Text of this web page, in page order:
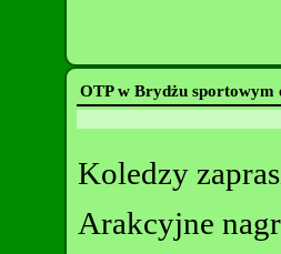
OTP w Brydżu sportowym
Koledzy
Arakcyjne